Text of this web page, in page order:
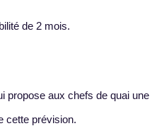
de 2 mois.
propose aux chefs de quai
cette prévision.